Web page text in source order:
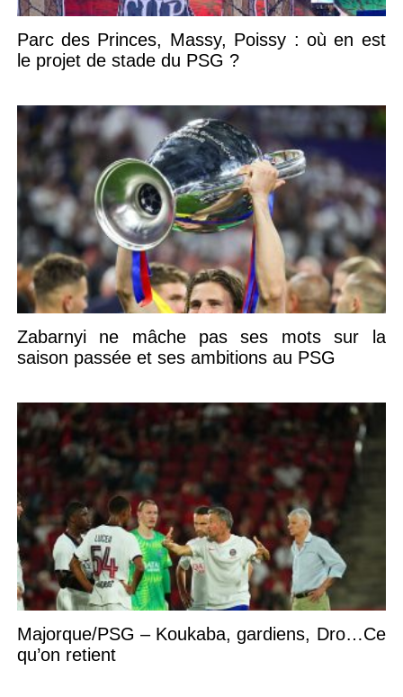
Parc des Princes, Massy, Poissy : où en est
le projet de stade du PSG ?
Zabarnyi ne mâche pas ses mots sur la
saison passée et ses ambitions au PSG
Majorque/PSG – Koukaba, gardiens, Dro…Ce
qu’on retient